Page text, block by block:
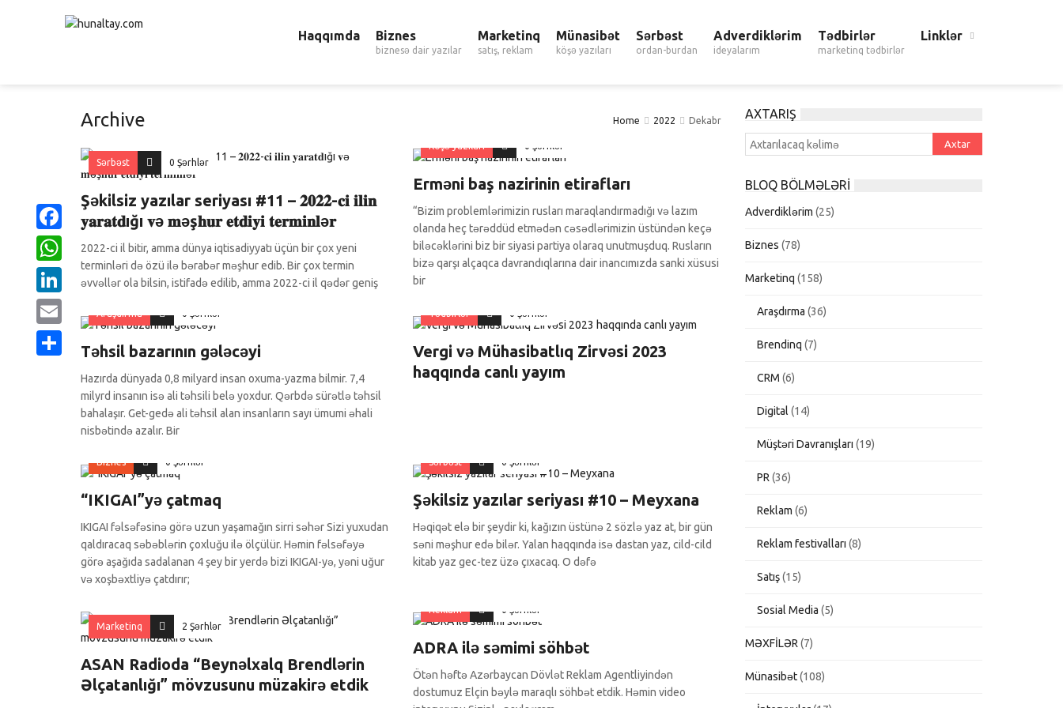
Haqqımda Biznes
biznesə dair yazılar
Marketinq
satış, reklam
Münasibət
köşə yazıları
Sərbəst
ordan-burdan
Adverdiklərim
ideyalarım
Tədbirlər
marketinq tədbirlər
Linklər
Archive Home 2022 Dekabr
Sərbəst 0 Şərhlər
Şəkilsiz yazılar seriyası #11 – 𝟐𝟎𝟐𝟐-𝐜𝐢 𝐢𝐥𝐢𝐧
𝐲𝐚𝐫𝐚𝐭𝐝ığı 𝐯ə 𝐦əş𝐡𝐮𝐫 𝐞𝐭𝐝𝐢𝐲𝐢 𝐭𝐞𝐫𝐦𝐢𝐧𝐥ə𝐫
2022-ci il bitir, amma dünya iqtisadiyyatı üçün bir çox yeni
terminləri də özü ilə bərabər məşhur edib. Bir çox termin
əvvəllər ola bilsin, istifadə edilib, amma 2022-ci il qədər geniş
Facebook
WhatsApp
LinkedIn
Email
Köşə yazıları 0 Şərhlər
Erməni baş nazirinin etirafları
“Bizim problemlərimizin rusları maraqlandırmadığı və lazım
olanda heç tərəddüd etmədən cəsədlərimizin üstündən keçə
biləcəklərini biz bir siyasi partiya olaraq unutmuşduq. Rusların
bizə qarşı alçaqca davrandıqlarına dair inancımızda sanki xüsusi
bir
Araşdırma 0 Şərhlər
Təhsil bazarının gələcəyi
Hazırda dünyada 0,8 milyard insan oxuma-yazma bilmir. 7,4
milyrd insanın isə ali təhsili belə yoxdur. Qərbdə sürətlə təhsil
bahalaşır. Get-gedə ali təhsil alan insanların sayı ümumi əhali
nisbətində azalır. Bir
Tədbirlər 0 Şərhlər
Vergi və Mühasibatlıq Zirvəsi 2023
haqqında canlı yayım
Biznes 0 Şərhlər
“IKIGAI”yə çatmaq
IKIGAI fəlsəfəsinə görə uzun yaşamağın sirri səhər Sizi yuxudan
qaldıracaq səbəblərin çoxluğu ilə ölçülür. Həmin fəlsəfəyə
görə aşağıda sadalanan 4 şey bir yerdə bizi IKIGAI-yə, yəni uğur
və xoşbəxtliyə çatdırır;
Sərbəst 0 Şərhlər
Şəkilsiz yazılar seriyası #10 – Meyxana
Həqiqət elə bir şeydir ki, kağızın üstünə 2 sözlə yaz at, bir gün
səni məşhur edə bilər. Yalan haqqında isə dastan yaz, cild-cild
kitab yaz gec-tez üzə çıxacaq. O dəfə
Marketinq 2 Şərhlər
ASAN Radioda “Beynəlxalq Brendlərin
Əlçatanlığı” mövzusunu müzakirə etdik
Reklam 0 Şərhlər
ADRA ilə səmimi söhbət
Ötən həftə Azərbaycan Dövlət Reklam Agentliyindən
dostumuz Elçin bəylə maraqlı söhbət etdik. Həmin video
AXTARIŞ
BLOQ BÖLMƏLƏRI
Adverdiklərim (25)
Biznes (78)
Marketinq (158)
Araşdırma (36)
Brendinq (7)
CRM (6)
Digital (14)
Müştəri Davranışları (19)
PR (36)
Reklam (6)
Reklam festivalları (8)
Satış(15)
Sosial Media (5)
MƏXFİLƏR (7)
Münasibət(108)